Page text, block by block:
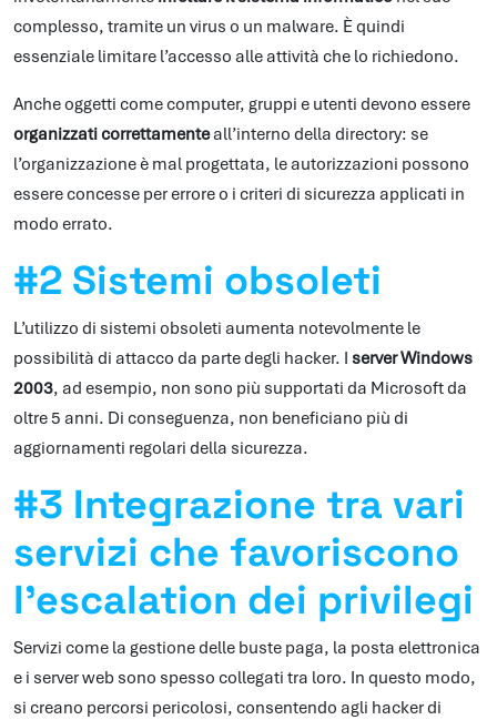
complesso, tramite un virus o un malware. È quindi
essenziale limitare l’accesso alle attività che lo richiedono.
Anche oggetti come computer, gruppi e utenti devono essere
organizzati correttamenteall’interno della directory: se
l’organizzazione è mal progettata, le autorizzazioni possono
essere concesse per errore o i criteri di sicurezza applicati in
modo errato.
#2 Sistemi obsoleti
L’utilizzo di sistemi obsoleti aumenta notevolmente le
possibilità di attacco da parte degli hacker. I server Windows
2003, ad esempio, non sono più supportati da Microsoft da
oltre 5 anni. Di conseguenza, non beneficiano più di
aggiornamenti regolari della sicurezza.
#3 Integrazione tra vari
servizi che favoriscono
l’escalation dei privilegi
Servizi come la gestione delle buste paga, la posta elettronica
e i server web sono spesso collegati tra loro. In questo modo,
si creano percorsi pericolosi, consentendo agli hacker di